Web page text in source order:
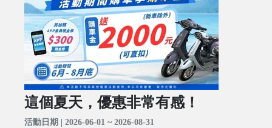
這個夏天，優惠非常有感！
活動日期 | 2026-06-01 ~ 2026-08-31